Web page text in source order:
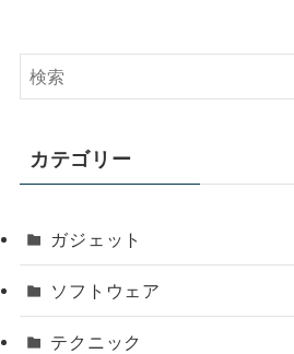
カテゴリー
ガジェット
ソフトウェア
テクニック